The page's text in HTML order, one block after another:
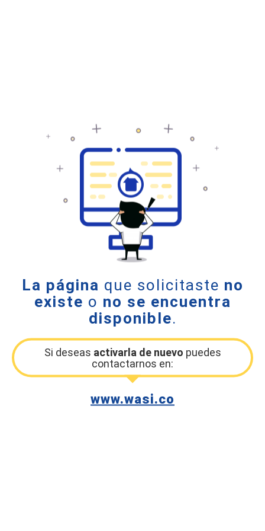
La página que solicitaste no
existe o no se encuentra
disponible.
Si deseas activarla de nuevo puedes
contactarnos en:
www.wasi.co